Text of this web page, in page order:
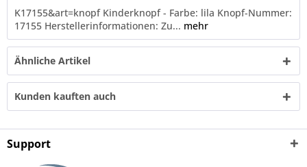
K17155&art=knopf Kinderknopf - Farbe: lila Knopf-Nummer:
17155 Herstellerinformationen: Zu... mehr
Ähnliche Artikel
Kunden kauften auch
Support